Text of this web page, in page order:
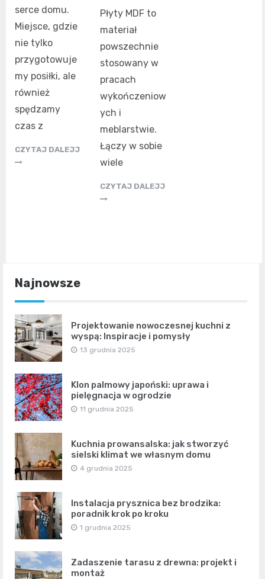
serce domu.
Miejsce, gdzie
nie tylko
przygotowuje
my posiłki, ale
również
spędzamy
czas z
CZYTAJ DALEJJ
Płyty MDF to
materiał
powszechnie
stosowany w
pracach
wykończeniow
ych i
meblarstwie.
Łączy w sobie
wiele
CZYTAJ DALEJJ
Najnowsze
Projektowanie nowoczesnej kuchni z
wyspą: Inspiracje i pomysły
13 grudnia 2025
Klon palmowy japoński: uprawa i
pielęgnacja w ogrodzie
11 grudnia 2025
Kuchnia prowansalska: jak stworzyć
sielski klimat we własnym domu
4 grudnia 2025
Instalacja prysznica bez brodzika:
poradnik krok po kroku
1 grudnia 2025
Zadaszenie tarasu z drewna: projekt i
montaż